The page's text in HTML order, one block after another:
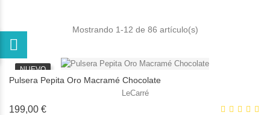
Mostrando 1-12 de 86 artículo(s)
NUEVO
Pulsera Pepita Oro Macramé Chocolate
LeCarré
199,00 €Precio